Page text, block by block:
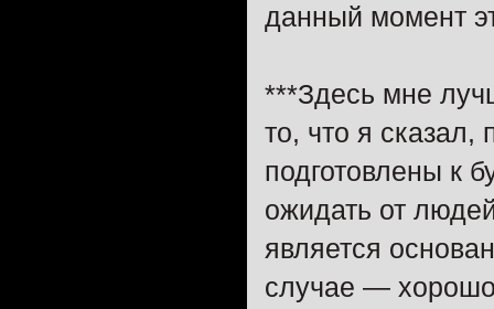
данный момент
***Здесь мне
то, что я сказал,
подготовлены к
ожидать от
является
случае —